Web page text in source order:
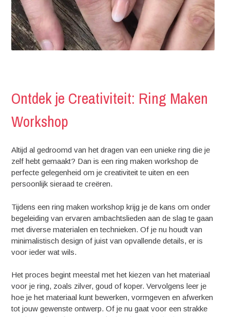
Ontdek je Creativiteit: Ring Maken
Workshop
Altijd al gedroomd van het dragen van een unieke ring die je
zelf hebt gemaakt? Dan is een ring maken workshop de
perfecte gelegenheid om je creativiteit te uiten en een
persoonlijk sieraad te creëren.
Tijdens een ring maken workshop krijg je de kans om onder
begeleiding van ervaren ambachtslieden aan de slag te gaan
met diverse materialen en technieken. Of je nu houdt van
minimalistisch design of juist van opvallende details, er is
voor ieder wat wils.
Het proces begint meestal met het kiezen van het materiaal
voor je ring, zoals zilver, goud of koper. Vervolgens leer je
hoe je het materiaal kunt bewerken, vormgeven en afwerken
tot jouw gewenste ontwerp. Of je nu gaat voor een strakke